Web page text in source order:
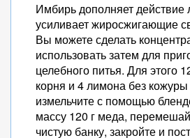
Имбирь дополняет
усиливает жиросжигающие
Вы можете сделать
использовать затем для
целебного питья. Для этого
корня и 4 лимона без
измельчите с помощью
массу 120 г меда,
чистую банку, закройте и